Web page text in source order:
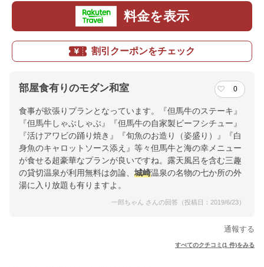
料金を表示
割引クーポンをチェック
部屋食有りのモダン和室 0
食事が欲張りプランとなっています。『但馬牛のステーキ』
『但馬牛しゃぶしゃぶ』『但馬牛の自家製ビーフシチュー』
『活けアワビの踊り焼き』『旬魚のお造り（姿盛り）』『白
身魚のキャロットソース添え』等々但馬牛と海の幸メニュー
が食せる超豪華なプランが良いですね。露天風呂を含む三趣
の貸切温泉が利用無料は勿論、 城崎温泉の名物の七か所の外
湯に入り放題も有りますよ。
一郎ちゃん さんの回答（投稿日：2019/6/23）
通報する
すべてのクチコミ(1 件)をみる